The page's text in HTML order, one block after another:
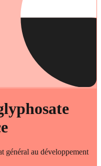
général au développement